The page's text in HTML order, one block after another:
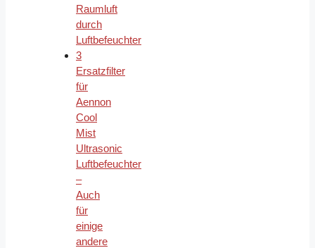
Raumluft
durch
Luftbefeuchter
3
Ersatzfilter
für
Aennon
Cool
Mist
Ultrasonic
Luftbefeuchter
–
Auch
für
einige
andere